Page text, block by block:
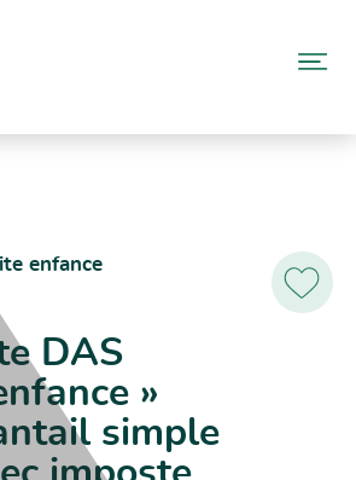
huisserie bois
Ajoutez
enfance
DAS
»
simple